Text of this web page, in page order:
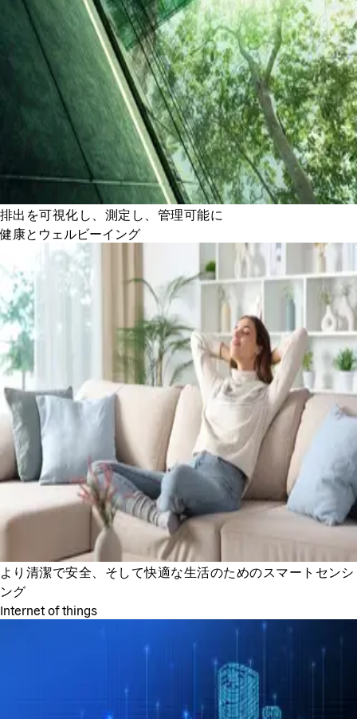
排出を可視化し、測定し、管理可能に
健康とウェルビーイング
より清潔で安全、そして快適な生活のためのスマートセンシ
ング
Internet of things